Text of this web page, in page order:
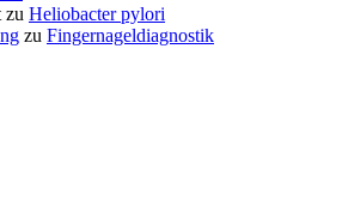
zu Heliobacter pylori
zu Fingernageldiagnostik